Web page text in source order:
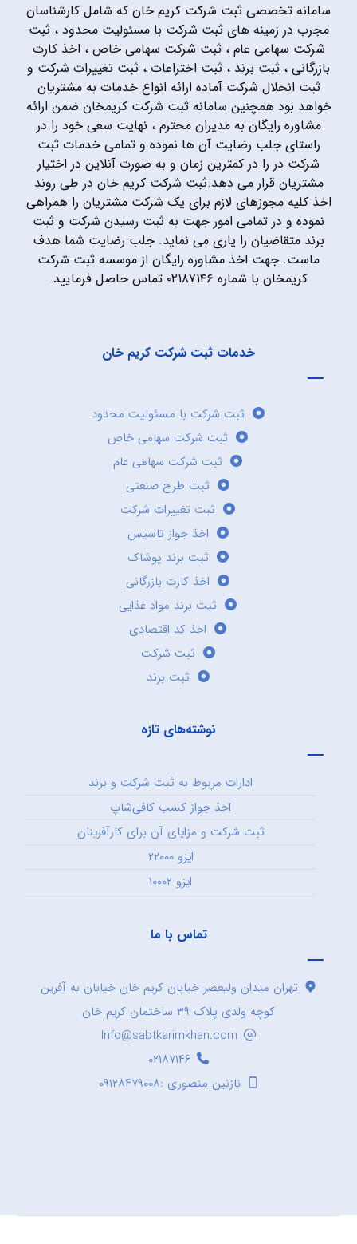
سامانه تخصصی ثبت شرکت کریم خان که شامل کارشناسان
مجرب در زمینه های ثبت شرکت با مسئولیت محدود ، ثبت
شرکت سهامی عام ، ثبت شرکت سهامی خاص ، اخذ کارت
بازرگانی ، ثبت برند ، ثبت اختراعات ، ثبت تغییرات شرکت و
ثبت انحلال شرکت آماده ارائه انواع خدمات به مشتریان
خواهد بود همچنین سامانه ثبت شرکت کریمخان ضمن ارائه
مشاوره رایگان به مدیران محترم ، نهایت سعی خود را در
راستای جلب رضایت آن ها نموده و تمامی خدمات ثبت
شرکت در را در کمترین زمان و به صورت آنلاین در اختیار
مشتریان قرار می دهد.ثبت شرکت کریم خان در طی روند
اخذ کلیه مجوزهای لازم برای یک شرکت مشتریان را همراهی
نموده و در تمامی امور جهت به ثبت رسیدن شرکت و ثبت
برند متقاضیان را یاری می نماید. جلب رضایت شما هدف
ماست. جهت اخذ مشاوره رایگان از موسسه ثبت شرکت
کریمخان با شماره ۰۲۱۸۷۱۴۶ تماس حاصل فرمایید.
خدمات ثبت شرکت کریم خان
ثبت شرکت با مسئولیت محدود
ثبت شرکت سهامی خاص
ثبت شرکت سهامی عام
ثبت طرح صنعتی
ثبت تغییرات شرکت
اخذ جواز تاسیس
ثبت برند پوشاک
اخذ کارت بازرگانی
ثبت برند مواد غذایی
اخذ کد اقتصادی
ثبت شرکت
ثبت برند
نوشته‌های تازه
ادارات مربوط به ثبت شرکت و برند
اخذ جواز کسب کافی‌شاپ
ثبت شرکت و مزایای آن برای کارآفرینان
ایزو ۲۲۰۰۰
ایزو ۱۰۰۰۲
تماس با ما
تهران میدان ولیعصر خیابان کریم خان خیابان به آفرین
کوچه ولدی پلاک ۳۹ ساختمان کریم خان
Info@sabtkarimkhan.com
۰۲۱۸۷۱۴۶
نازنین منصوری :۰۹۱۲۸۴۷۹۰۰۸